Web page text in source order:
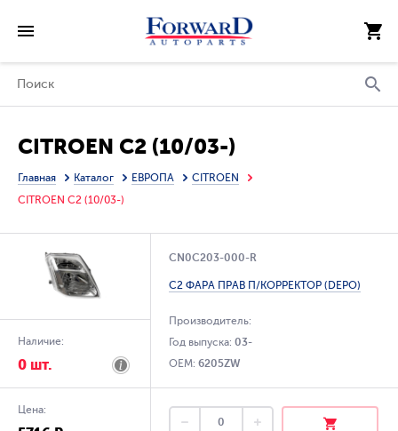
CITROEN C2 (10/03-)
Главная Каталог ЕВРОПА
CITROEN
CITROEN C2 (10/03-)
Наличие:
0 шт.
CN0C203-000-R
C2 ФАРА ПРАВ П/КОРРЕКТОР (DEPO)
Производитель:
Год выпуска:03-
OEM:6205ZW
Цена: